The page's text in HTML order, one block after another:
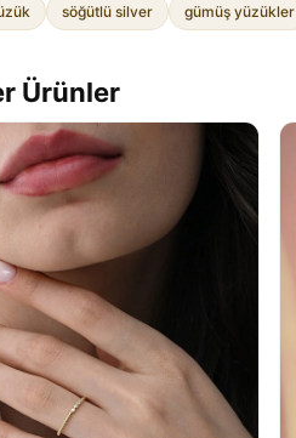
söğütlü silver gümüş yüzükler
Ürünler